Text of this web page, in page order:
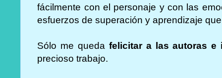
fácilmente con el personaje y con las
esfuerzos de superación y aprendizaje
Sólo me queda felicitar a las autoras e
precioso trabajo.